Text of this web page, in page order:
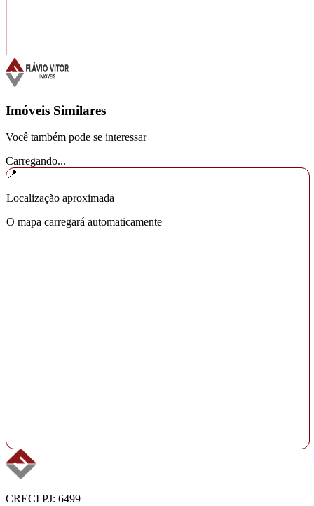
Imóveis Similares
Você também pode se interessar
Carregando...
📍
Localização aproximada
O mapa carregará automaticamente
CRECI PJ: 6499